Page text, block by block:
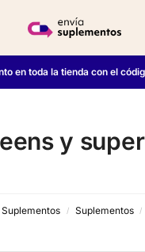
en toda la tienda con el
y
/ Suplementos /